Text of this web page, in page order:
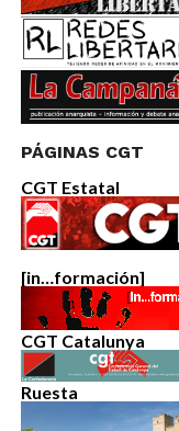
PÁGINAS CGT
CGT Estatal
[in…formación]
CGT Catalunya
Ruesta